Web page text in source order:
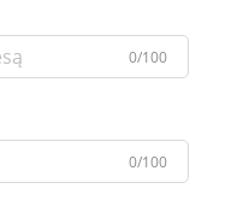
0/100
0/100